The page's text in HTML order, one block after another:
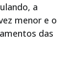
a
menor e o
das